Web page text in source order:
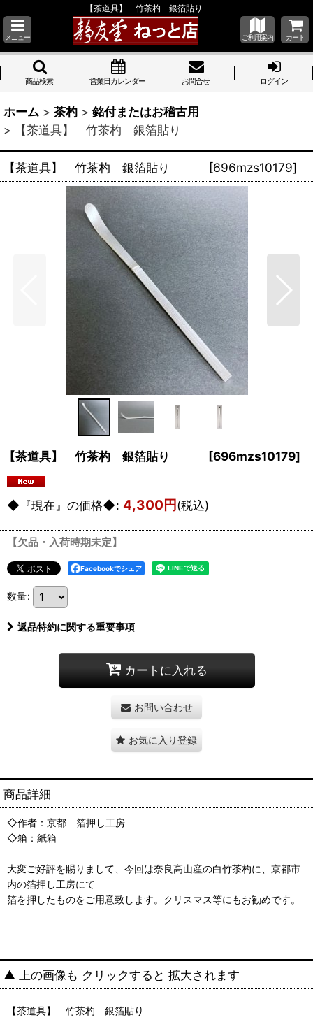
【茶道具】 竹茶杓 銀箔貼り
メニュー ご利用案内 カート
商品検索 営業日カレンダー お問合せ ログイン
ホーム > 茶杓 > 銘付またはお稽古用
>
【茶道具】 竹茶杓 銀箔貼り
【茶道具】 竹茶杓 銀箔貼り [696mzs10179]
【茶道具】 竹茶杓 銀箔貼り [696mzs10179]
◆『現在』の価格◆: 4,300 円(税込)
【欠品・入荷時期未定】
Facebookでシェア
数量:
返品特約に関する重要事項
カートに入れる
お問い合わせ
お気に入り登録
商品詳細
◇作者：京都 箔押し工房
◇箱：紙箱
大変ご好評を賜りまして、今回は奈良高山産の白竹茶杓に、京都市
内の箔押し工房にて
箔を押したものをご用意致します。クリスマス等にもお勧めです。
▲ 上の画像も クリックすると 拡大されます
【茶道具】 竹茶杓 銀箔貼り